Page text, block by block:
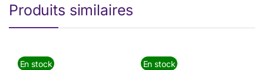
Produits similaires
En stock En stock